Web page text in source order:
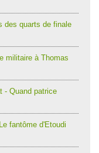
des quarts de finale
militaire à Thomas
- Quand patrice
fantôme d'Etoudi